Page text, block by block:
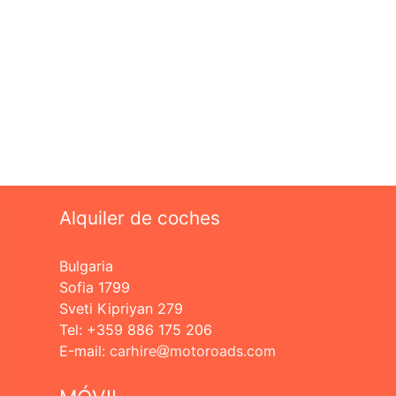
Alquiler de coches
Bulgaria
Sofia 1799
Sveti Kipriyan 279
Tel: +359 886 175 206
Е-mail:carhire motoroads.com